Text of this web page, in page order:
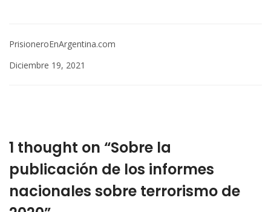
PrisioneroEnArgentina.com
Diciembre 19, 2021
1 thought on “Sobre la
publicación de los informes
nacionales sobre terrorismo de